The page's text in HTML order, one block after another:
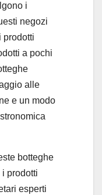
i
negozi
prodotti
a pochi
alle
e un modo
botteghe
prodotti
esperti